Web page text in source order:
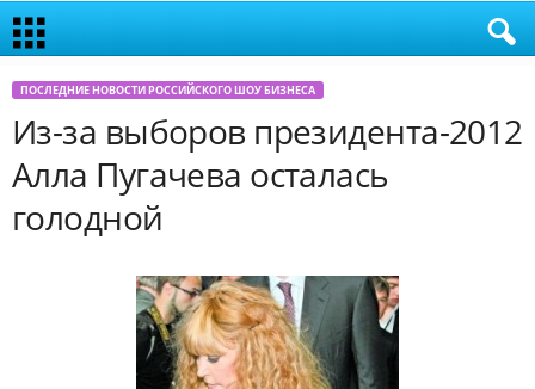
ПОСЛЕДНИЕ НОВОСТИ РОССИЙСКОГО ШОУ БИЗНЕСА
Из-за выборов президента-2012
Алла Пугачева осталась
голодной